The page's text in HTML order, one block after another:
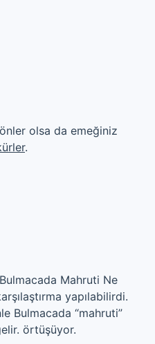
olsa da emeğiniz
.
Mahruti Ne
yapılabilirdi.
Bulmacada “mahruti”
örtüşüyor.